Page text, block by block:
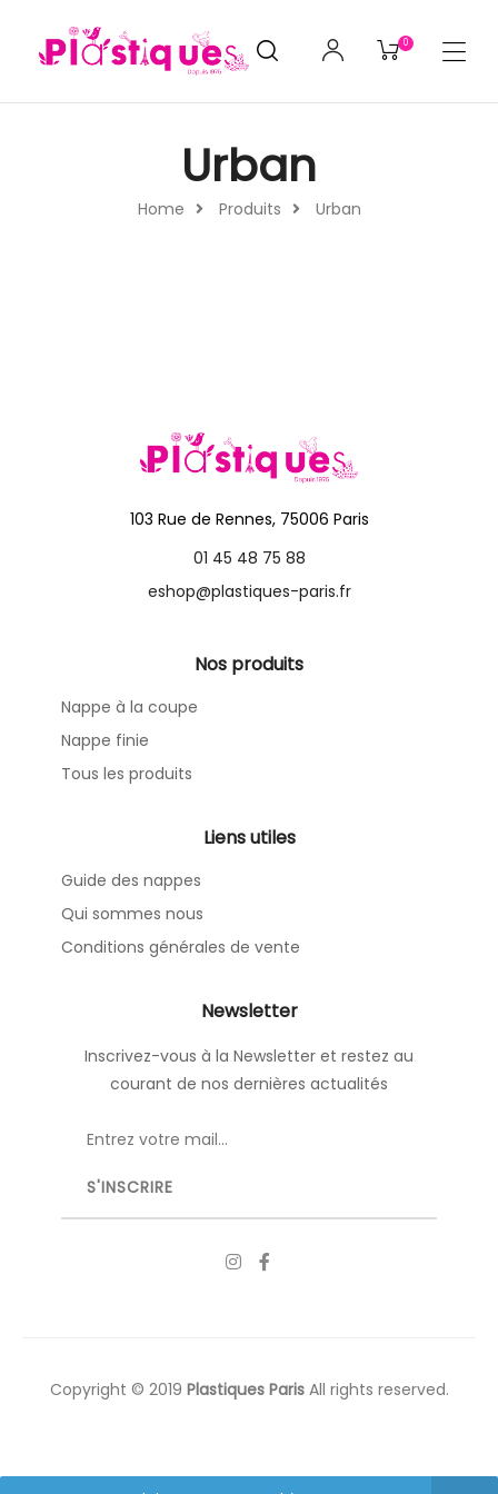
0
Home Produits Urban
Urban
103 Rue de Rennes, 75006 Paris
01 45 48 75 88
eshop@plastiques-paris.fr
Nos produits
Nappe à la coupe
Nappe finie
Tous les produits
Liens utiles
Guide des nappes
Qui sommes nous
Conditions générales de vente
Newsletter
Inscrivez-vous à la Newsletter et restez au
courant de nos dernières actualités
Copyright © 2019 Plastiques ParisAll rights reserved.